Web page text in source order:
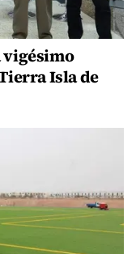
vigésimo
Isla de